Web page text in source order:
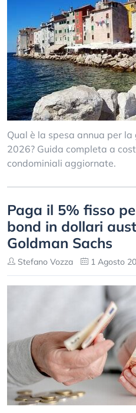
Qual è la spesa annua per
2026? Guida completa a
condominiali aggiornate.
Paga il 5% fisso
bond in dollari
Goldman Sachs
Stefano Vozza 1 Agosto